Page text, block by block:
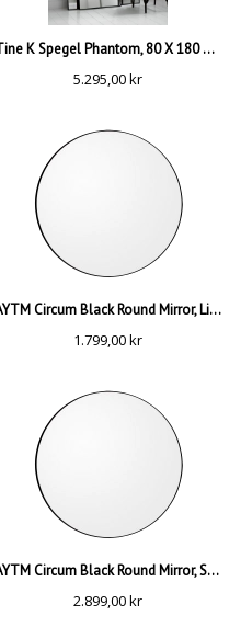
Tine K Spegel Phantom, 80 X 180 CM
5.295,00kr
AYTM Circum Black Round Mirror, Liten
1.799,00kr
AYTM Circum Black Round Mirror, Stor
2.899,00kr